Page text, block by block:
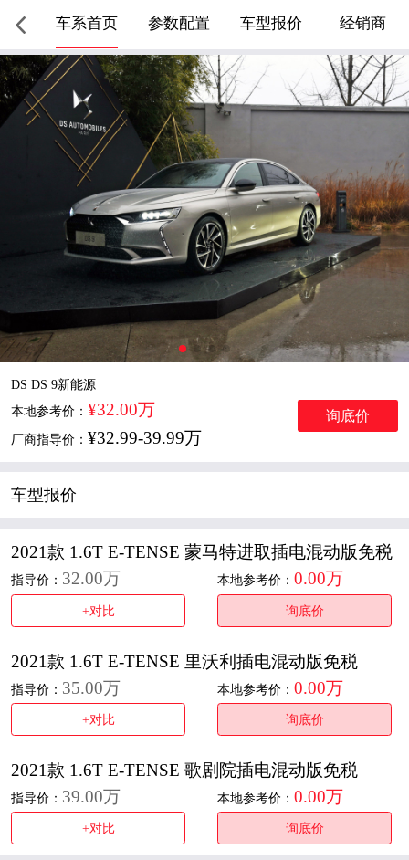
车系首页 参数配置 车型报价 经销商
DS DS 9新能源
本地参考价： ¥32.00万
厂商指导价： ¥32.99-39.99万
询底价
车型报价
2021款 1.6T E-TENSE 蒙马特进取插电混动版免税
指导价： 32.00万
+对比
本地参考价：0.00万
询底价
2021款 1.6T E-TENSE 里沃利插电混动版免税
指导价： 35.00万
+对比
本地参考价：0.00万
询底价
2021款 1.6T E-TENSE 歌剧院插电混动版免税
指导价： 39.00万
+对比
本地参考价：0.00万
询底价